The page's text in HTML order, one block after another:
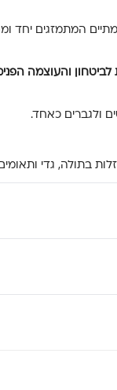
המתמזגים יחד
לביטחון והעוצמה
ולגברים כאחד.
בתולה, גדי